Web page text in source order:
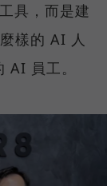
具，而是建
樣的 AI 人
AI 員工。